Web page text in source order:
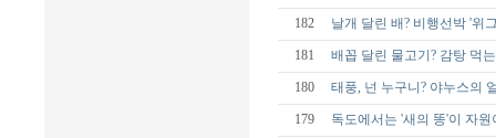
182 날개 달린 배? 비행선박 '위
181 배꼽 달린 물고기? 감탕 먹
180 태풍, 넌 누구니? 야누스의
179 독도에서는 '새의 똥'이 자원